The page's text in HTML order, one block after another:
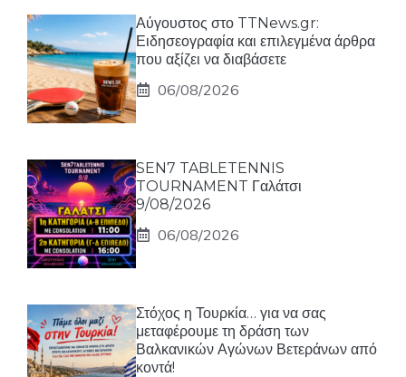
Αύγουστος στο TTNews.gr:
Ειδησεογραφία και επιλεγμένα άρθρα
που αξίζει να διαβάσετε
06/08/2026
SEN7 TABLETENNIS
TOURNAMENT Γαλάτσι
9/08/2026
06/08/2026
Στόχος η Τουρκία… για να σας
μεταφέρουμε τη δράση των
Βαλκανικών Αγώνων Βετεράνων από
κοντά!